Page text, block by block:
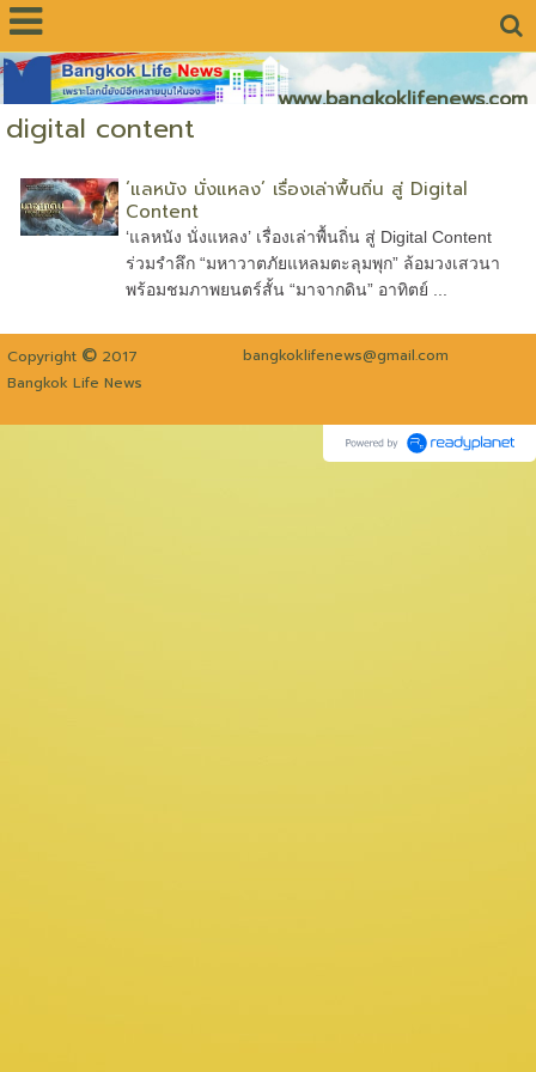
www.bangkoklifenews.com
digital content
‘แลหนัง นั่งแหลง’ เรื่องเล่าพื้นถิ่น สู่ Digital
Content
‘แลหนัง นั่งแหลง’ เรื่องเล่าพื้นถิ่น สู่ Digital Content
ร่วมรำลึก “มหาวาตภัยแหลมตะลุมพุก” ล้อมวงเสวนา
พร้อมชมภาพยนตร์สั้น “มาจากดิน” อาทิตย์ ...
Copyright © 2017
bangkoklifenews@gmail.com
Bangkok Life News